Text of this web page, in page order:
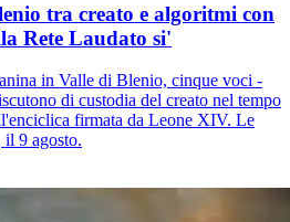
tra creato e algoritmi con
Rete Laudato si'
in Valle di Blenio, cinque voci -
di custodia del creato nel tempo
firmata da Leone XIV. Le
9 agosto.